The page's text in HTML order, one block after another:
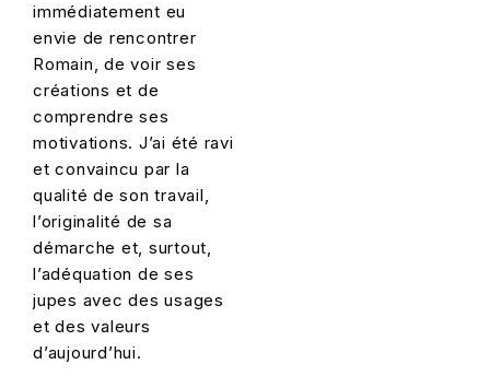
immédiatement eu
envie de rencontrer
Romain, de voir ses
créations et de
comprendre ses
motivations. J’ai été ravi
et convaincu par la
qualité de son travail,
l’originalité de sa
démarche et, surtout,
l’adéquation de ses
jupes avec des usages
et des valeurs
d’aujourd’hui.